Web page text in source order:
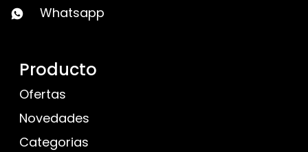
Whatsapp
Producto
Ofertas
Novedades
Categorias